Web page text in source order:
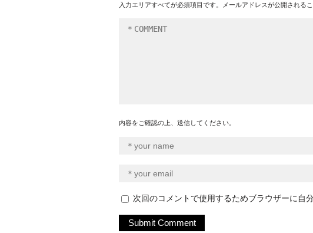
入力エリアすべてが必須項目です。メールアドレスが公開されるこ
内容をご確認の上、送信してください。
次回のコメントで使用するためブラウザーに自